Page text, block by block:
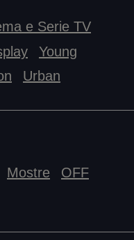
e Serie TV
Young
Urban
Mostre
OFF